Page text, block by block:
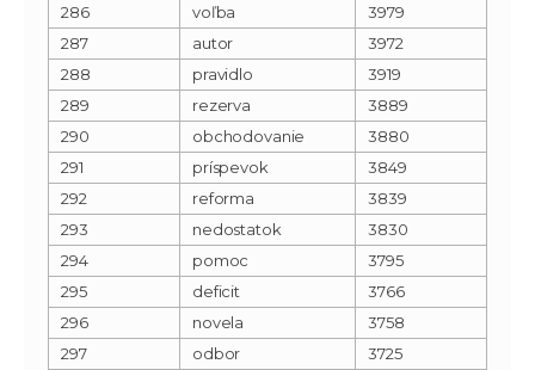
286
voľba
3979
287
autor
3972
288
pravidlo
3919
289
rezerva
3889
290
obchodovanie
3880
291
príspevok
3849
292
reforma
3839
293
nedostatok
3830
294
pomoc
3795
295
deficit
3766
296
novela
3758
297
odbor 3725